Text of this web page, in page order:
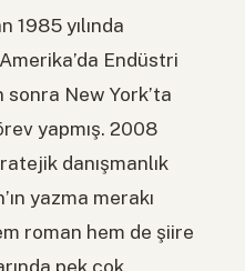
1985 yılında
Endüstri
New York’ta
yapmış. 2008
danışmanlık
yazma merakı
roman hem de şiire